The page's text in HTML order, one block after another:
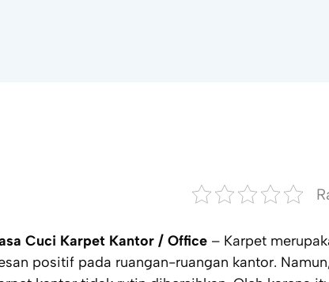
Cuci Karpet Kantor / Office – Karpet
positif pada ruangan-ruangan kantor.